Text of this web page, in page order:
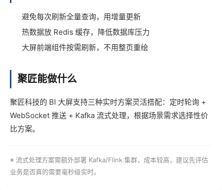
避免每次刷新全量查询，用增量更新
热数据放 Redis 缓存，降低数据库压力
大屏前端组件按需刷新，不用整页重绘
聚匠能做什么
聚匠科技的 BI 大屏支持三种实时方案灵活搭配：定时轮询 +
WebSocket 推送 + Kafka 流式处理，根据场景需求选择性价
比方案。
※ 流式处理方案需额外部署 Kafka/Flink 集群，成本较高，建议先评估
业务是否真的需要毫秒级实时。